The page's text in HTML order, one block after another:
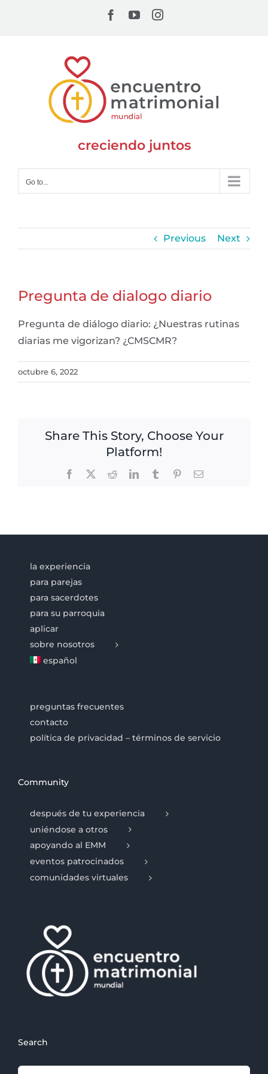
Facebook
YouTubeInstagram
creciendo juntos
Go to...
Previous Next
Pregunta de dialogo diario
Pregunta de diálogo diario: ¿Nuestras rutinas
diarias me vigorizan? ¿CMSCMR?
octubre 6, 2022
Share This Story, Choose Your
Platform!
Facebook RedditLinkedInTumblr PinterestEmail
la experiencia
para parejas
para sacerdotes
para su parroquia
aplicar
sobre nosotros
español
preguntas frecuentes
contacto
política de privacidad – términos de servicio
Community
después de tu experiencia
uniéndose a otros
apoyando al EMM
eventos patrocinados
comunidades virtuales
Search